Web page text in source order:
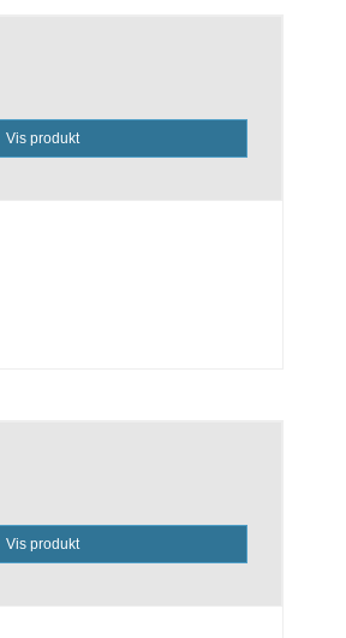
Vis produkt
Vis produkt